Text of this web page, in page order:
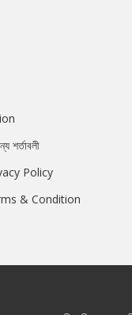
শর্তাবলী
Policy
& Condition